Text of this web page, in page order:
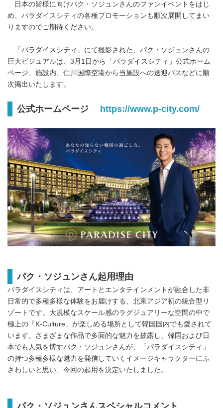
日本の皆様に向けパク・ソジュンさんのファンイベントをはじ
め、パラダイスシティの各種プロモーションも順次展開してまい
りますのでご期待ください。
「パラダイスシティ」にて撮影された、パク・ソジュンさんの
巨大ビジュアルは、3月1日から「パラダイスシティ」公式ホーム
ページ、施設内、仁川国際空港から当施設への送迎バスなどに順
次掲出いたします。
公式ホームページ https://www.p-city.com/
パク・ソジュンさん起用理由
パラダイスシティは、アートとエンタテインメントが融合した非
日常的で多種多様な体験をお届けする、北東アジア初の統合型リ
ゾートです。大規模なスケール感のラグジュアリーな空間の中で
極上の「K-Culture」が楽しめる場所として韓国国内でも愛されて
います。さまざまな作品で多面的な魅力を披露し、韓国および日
本でも人気を博すパク・ソジュンさんが、「パラダイスシティ」
の持つ多種多様な魅力を発信していくイメージキャラクターにふ
さわしいと思い、今回の起用を決定いたしました。